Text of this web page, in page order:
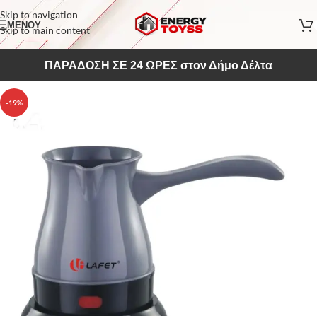
Skip to navigation
Skip to main content
ΜΕΝΟΥ
ΠΑΡΑΔΟΣΗ ΣΕ 24 ΩΡΕΣ στον Δήμο Δέλτα
-19%